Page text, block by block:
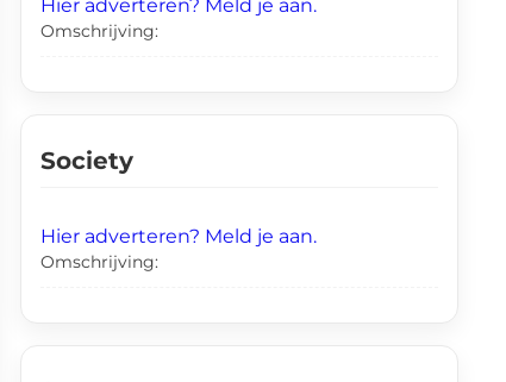
Hier adverteren? Meld je aan.
Omschrijving:
Society
Hier adverteren? Meld je aan.
Omschrijving: